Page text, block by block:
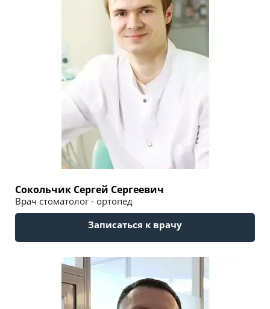
Сокольчик Сергей Сергеевич
Врач стоматолог - ортопед
Записаться к врачу